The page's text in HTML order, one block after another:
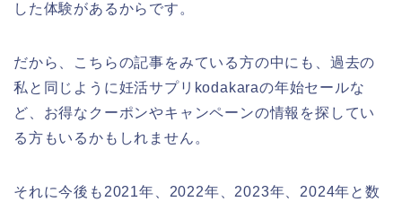
した体験があるからです。
だから、こちらの記事をみている方の中にも、過去の
私と同じように妊活サプリkodakaraの年始セールな
ど、お得なクーポンやキャンペーンの情報を探してい
る方もいるかもしれません。
それに今後も2021年、2022年、2023年、2024年と数